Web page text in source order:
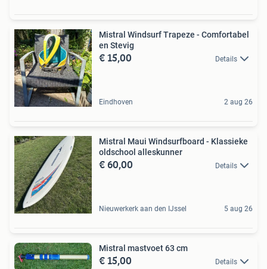
Mistral Windsurf Trapeze - Comfortabel
en Stevig
€ 15,00 Details
Eindhoven 2 aug 26
Mistral Maui Windsurfboard - Klassieke
oldschool alleskunner
€ 60,00 Details
Nieuwerkerk aan den IJssel 5 aug 26
Mistral mastvoet 63 cm
€ 15,00 Details